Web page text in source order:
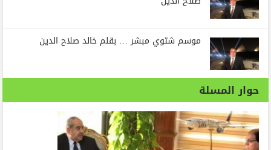
موسم شتوي مبشر … بقلم خالد صلاح الدين
حوار المسلة